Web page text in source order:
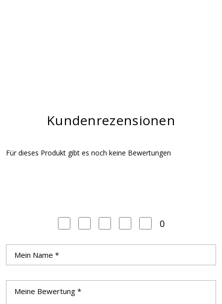
Kundenrezensionen
Für dieses Produkt gibt es noch keine Bewertungen
0